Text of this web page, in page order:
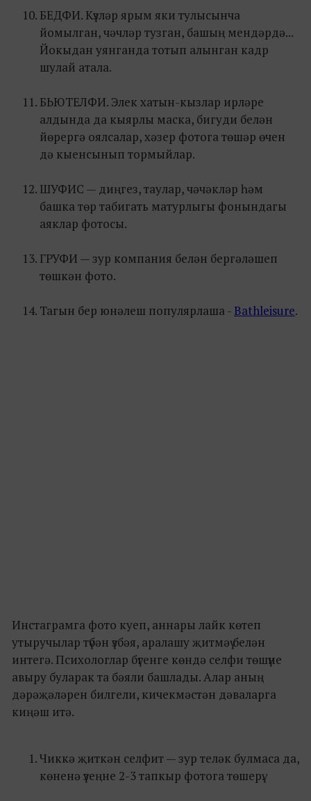
БЕДФИ. Күзләр ярым яки тулысынча
йомылган, чәчләр тузган, башың мендәрдә...
Йокыдан уянганда тотып алынган кадр
шулай атала.
БЬЮТЕЛФИ. Элек хатын-кызлар ирләре
алдында да кыярлы маска, бигуди белән
йөрергә оялсалар, хәзер фотога төшәр өчен
дә кыенсынып тормыйлар.
ШУФИС — диңгез, таулар, чәчәкләр һәм
башка төр табигать матурлыгы фонындагы
аяклар фотосы.
ГРУФИ — зур компания белән бергәләшеп
төшкән фото.
Тагын бер юнәлеш популярлаша - Bathleisure.
Инстаграмга фото куеп, аннары лайк көтеп
утыручылар түбән үзбәя, аралашу җитмәү белән
интегә. Психологлар бүгенге көндә селфи төшүне
авыру буларак та бәяли башлады. Алар аның
дәрәҗәләрен билгели, кичекмәстән дәваларга
киңәш итә.
Чиккә җиткән селфит — зур теләк булмаса да,
көненә үзеңне 2-3 тапкыр фотога төшерү.